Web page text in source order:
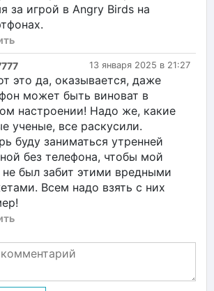
за игрой в Angry Birds на
13 января 2025 в 21:27
это да, оказывается, даже
может быть виноват в
настроении! Надо же, какие
ученые, все раскусили.
буду заниматься утренней
без телефона, чтобы мой
не был забит этими вредными
Всем надо взять с них